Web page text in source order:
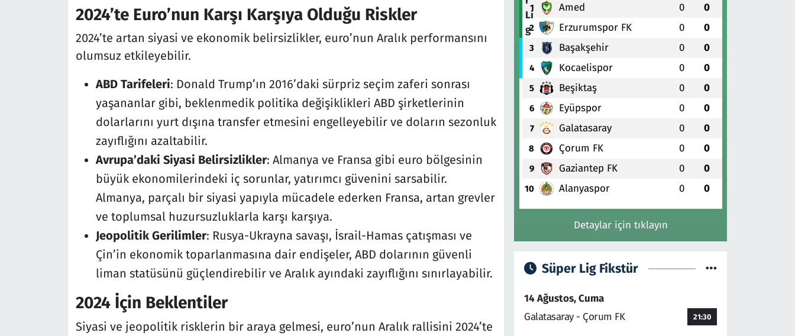
2024’te Euro’nun Karşı Karşıya Olduğu Riskler
2024’te artan siyasi ve ekonomik belirsizlikler, euro’nun Aralık performansını
olumsuz etkileyebilir.
ABD Tarifeleri: Donald Trump’ın 2016’daki sürpriz seçim zaferi sonrası
yaşananlar gibi, beklenmedik politika değişiklikleri ABD şirketlerinin
dolarlarını yurt dışına transfer etmesini engelleyebilir ve doların sezonluk
zayıflığını azaltabilir.
Avrupa’daki Siyasi Belirsizlikler: Almanya ve Fransa gibi euro bölgesinin
büyük ekonomilerindeki iç sorunlar, yatırımcı güvenini sarsabilir.
Almanya, parçalı bir siyasi yapıyla mücadele ederken Fransa, artan grevler
ve toplumsal huzursuzluklarla karşı karşıya.
Jeopolitik Gerilimler: Rusya-Ukrayna savaşı, İsrail-Hamas çatışması ve
Çin’in ekonomik toparlanmasına dair endişeler, ABD dolarının güvenli
liman statüsünü güçlendirebilir ve Aralık ayındaki zayıflığını sınırlayabilir.
2024 İçin Beklentiler
Siyasi ve jeopolitik risklerin bir araya gelmesi, euro’nun Aralık rallisini 2024’te
1 Amed 0 0
2 Erzurumspor FK 0 0
3 Başakşehir 0 0
4 Kocaelispor 0 0
5 Beşiktaş 0 0
6 Eyüpspor 0 0
7 Galatasaray 0 0
8 Çorum FK 0 0
9 Gaziantep FK 0 0
10 Alanyaspor 0 0
Detaylar için tıklayın
Süper Lig Fikstür
14 Ağustos, Cuma
Galatasaray - Çorum FK
21:30